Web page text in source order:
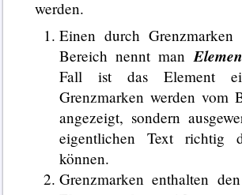
werden.
Einen durch Grenzmarken
Bereich nennt man
Fall ist das Element
Grenzmarken werden vom
angezeigt, sondern
eigentlichen Text richtig
können.
Grenzmarken enthalten